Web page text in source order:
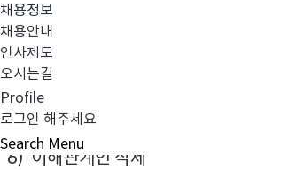
채용정보
채용안내
인사제도
오시는길
Profile
로그인 해주세요
Search Menu
3) 모투자신탁 운용역 변경
4) 법 개정사항 반영
5) 고난도 관련 문구 반영
6) 이해관계인 삭제